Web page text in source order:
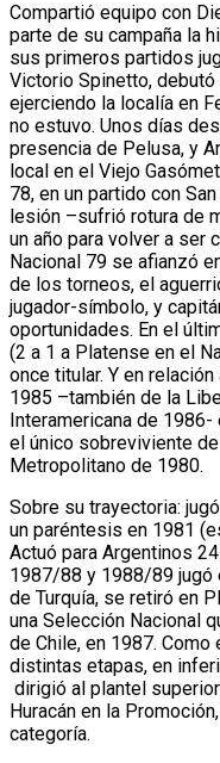
Compartió equipo con
parte de su campaña la
sus primeros partidos
Victorio Spinetto,
ejerciendo la localía en
no estuvo. Unos días
presencia de Pelusa, y
local en el Viejo
78, en un partido con
lesión –sufrió rotura de
un año para volver a ser
Nacional 79 se afianzó
de los torneos, el
jugador-símbolo, y
oportunidades. En el
(2 a 1 a Platense en el
once titular. Y en
1985 –también de la
Interamericana de
el único sobreviviente
Metropolitano de 1980.
Sobre su trayectoria:
un paréntesis en 1981
Actuó para Argentinos
1987/88 y 1988/89 jugó
de Turquía, se retiró en
una Selección Nacional
de Chile, en 1987. Como
distintas etapas, en
dirigió al plantel
Huracán en la
categoría.